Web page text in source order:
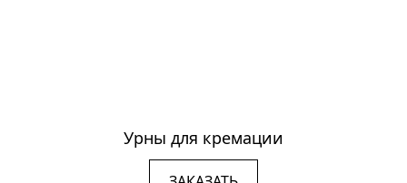
Урны для кремации